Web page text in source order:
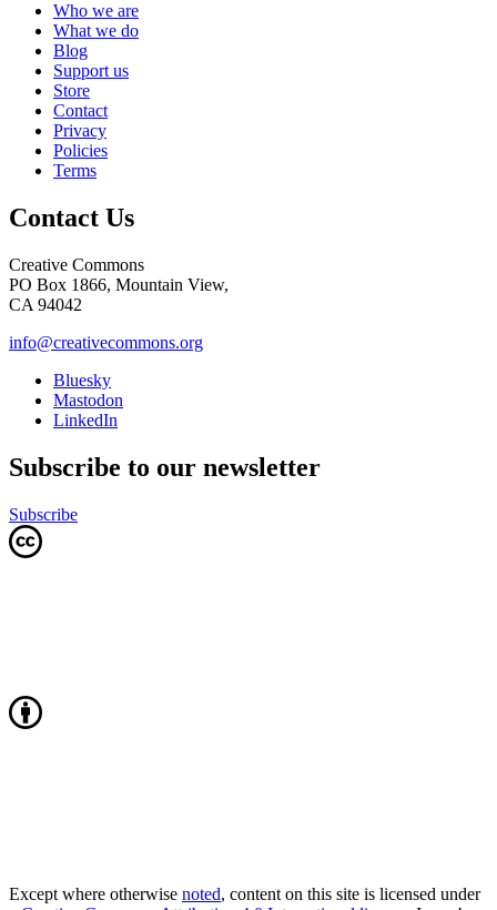
Who we are
What we do
Blog
Support us
Store
Contact
Privacy
Policies
Terms
Contact Us
Creative Commons
PO Box 1866, Mountain View,
CA 94042
info@creativecommons.org
Bluesky
Mastodon
LinkedIn
Subscribe to our newsletter
Subscribe
Except where otherwise noted, content on this site is licensed under